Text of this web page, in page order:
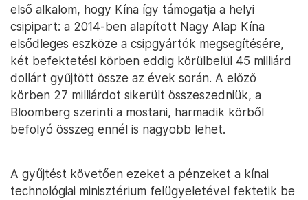
első alkalom, hogy Kína így támogatja a helyi
csipipart: a 2014-ben alapított Nagy Alap Kína
elsődleges eszköze a csipgyártók megsegítésére,
két befektetési körben eddig körülbelül 45 milliárd
dollárt gyűjtött össze az évek során. A előző
körben 27 milliárdot sikerült összeszedniük, a
Bloomberg szerinti a mostani, harmadik körből
befolyó összeg ennél is nagyobb lehet.
A gyűjtést követően ezeket a pénzeket a kínai
technológiai minisztérium felügyeletével fektetik be